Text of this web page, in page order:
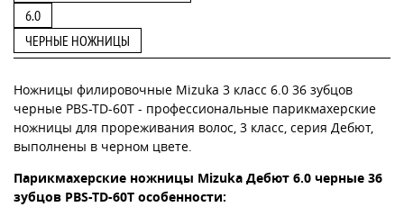
6.0
ЧЕРНЫЕ НОЖНИЦЫ
Ножницы филировочные Mizuka 3 класс 6.0 36 зубцов
черные PBS-TD-60T - профессиональные парикмахерские
ножницы для прореживания волос, 3 класс, серия Дебют,
выполнены в черном цвете.
Парикмахерские ножницы Mizuka Дебют 6.0 черные 36
зубцов PBS-TD-60T особенности: